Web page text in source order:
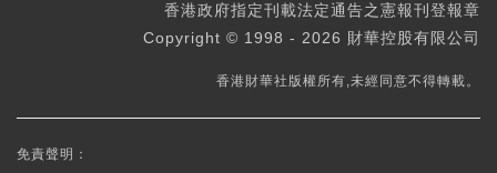
香港政府指定刊載法定通告之憲報刊登報章
Copyright © 1998 - 2026 財華控股有限公司
香港財華社版權所有,未經同意不得轉載。
免責聲明：